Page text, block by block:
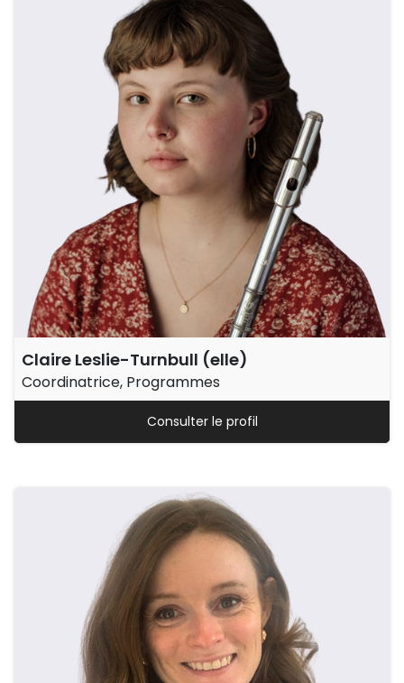
Claire Leslie-Turnbull (elle)
Coordinatrice, Programmes
Consulter le profil